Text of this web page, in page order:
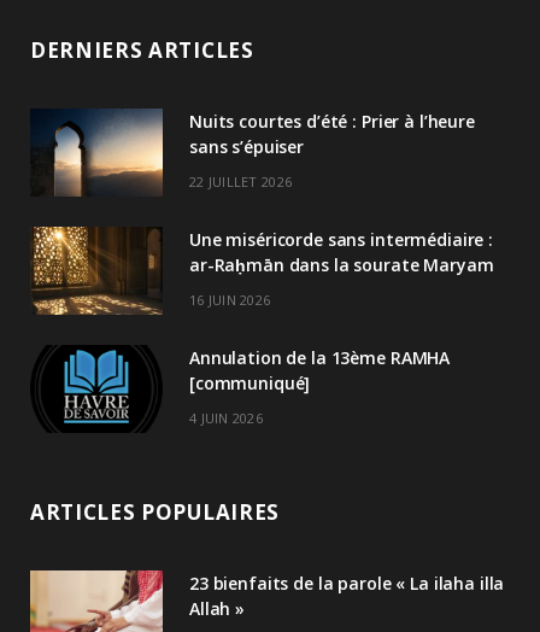
DERNIERS ARTICLES
Nuits courtes d’été : Prier à l’heure
sans s’épuiser
22 JUILLET 2026
Une miséricorde sans intermédiaire :
ar-Raḥmān dans la sourate Maryam
16 JUIN 2026
Annulation de la 13ème RAMHA
[communiqué]
4 JUIN 2026
ARTICLES POPULAIRES
23 bienfaits de la parole « La ilaha illa
Allah »